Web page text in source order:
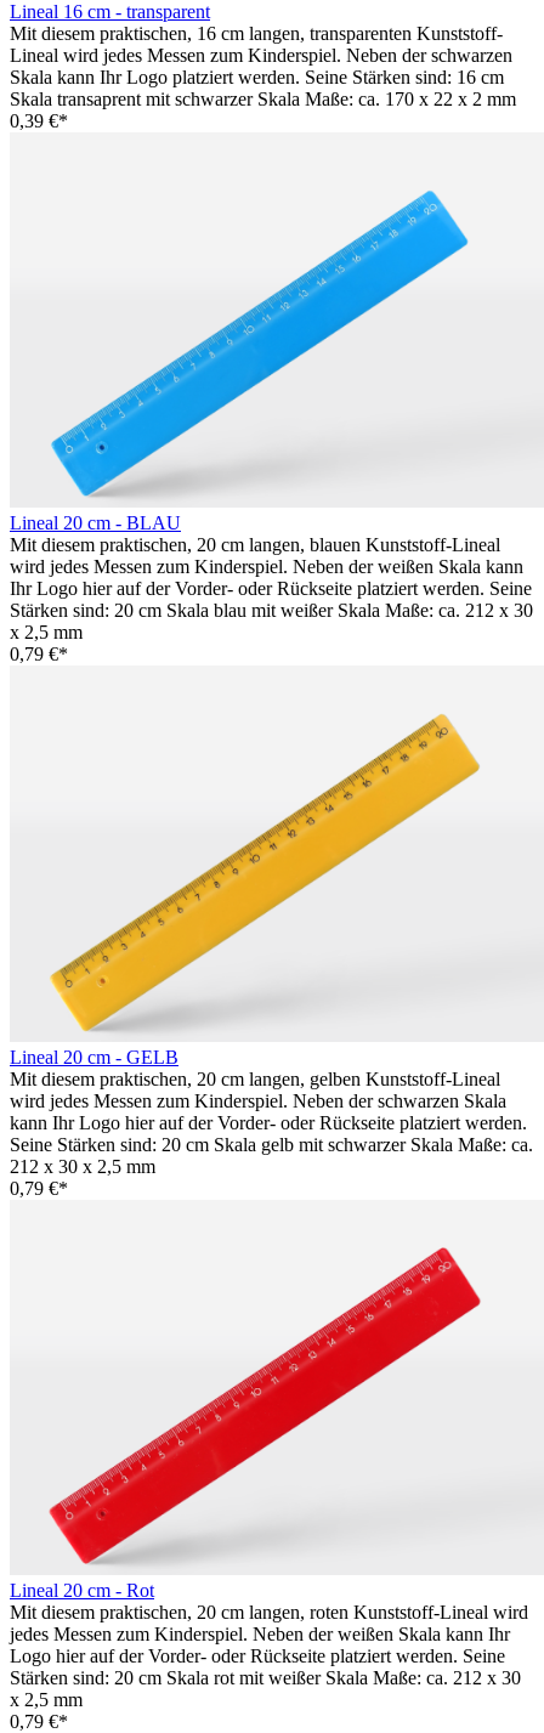
Lineal 16 cm - transparent
Mit diesem praktischen, 16 cm langen, transparenten Kunststoff-
Lineal wird jedes Messen zum Kinderspiel. Neben der schwarzen
Skala kann Ihr Logo platziert werden. Seine Stärken sind: 16 cm
Skala transaprent mit schwarzer Skala Maße: ca. 170 x 22 x 2 mm
0,39 €*
Lineal 20 cm - BLAU
Mit diesem praktischen, 20 cm langen, blauen Kunststoff-Lineal
wird jedes Messen zum Kinderspiel. Neben der weißen Skala kann
Ihr Logo hier auf der Vorder- oder Rückseite platziert werden. Seine
Stärken sind: 20 cm Skala blau mit weißer Skala Maße: ca. 212 x 30
x 2,5 mm
0,79 €*
Lineal 20 cm - GELB
Mit diesem praktischen, 20 cm langen, gelben Kunststoff-Lineal
wird jedes Messen zum Kinderspiel. Neben der schwarzen Skala
kann Ihr Logo hier auf der Vorder- oder Rückseite platziert werden.
Seine Stärken sind: 20 cm Skala gelb mit schwarzer Skala Maße: ca.
212 x 30 x 2,5 mm
0,79 €*
Lineal 20 cm - Rot
Mit diesem praktischen, 20 cm langen, roten Kunststoff-Lineal wird
jedes Messen zum Kinderspiel. Neben der weißen Skala kann Ihr
Logo hier auf der Vorder- oder Rückseite platziert werden. Seine
Stärken sind: 20 cm Skala rot mit weißer Skala Maße: ca. 212 x 30
x 2,5 mm
0,79 €*